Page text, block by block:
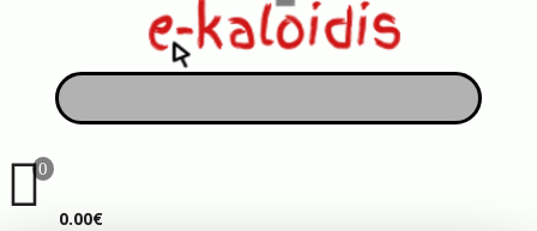
0ΚΑΛΆΘΙ
0.00€